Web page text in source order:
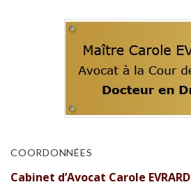
COORDONNÉES
Cabinet d’Avocat Carole EVRARD